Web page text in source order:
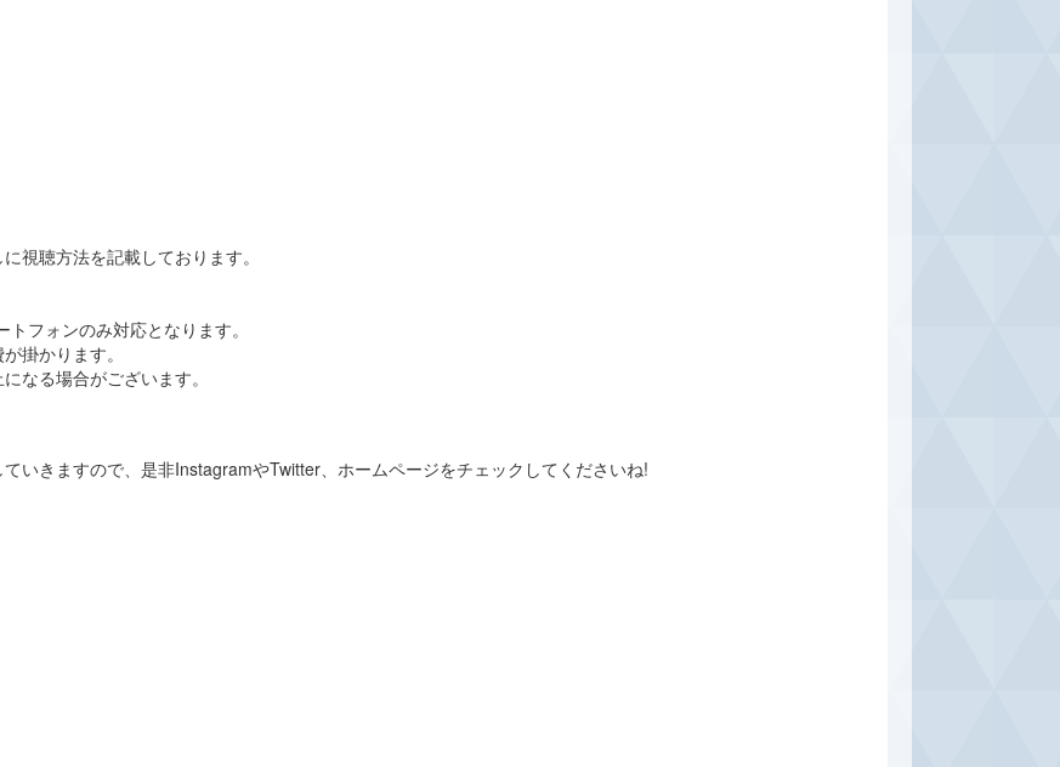
視聴方法を記載しております。
フォンのみ対応となります。
掛かります。
なる場合がございます。
いきますので、是非InstagramやTwitter、ホームページをチェックしてくださいね!